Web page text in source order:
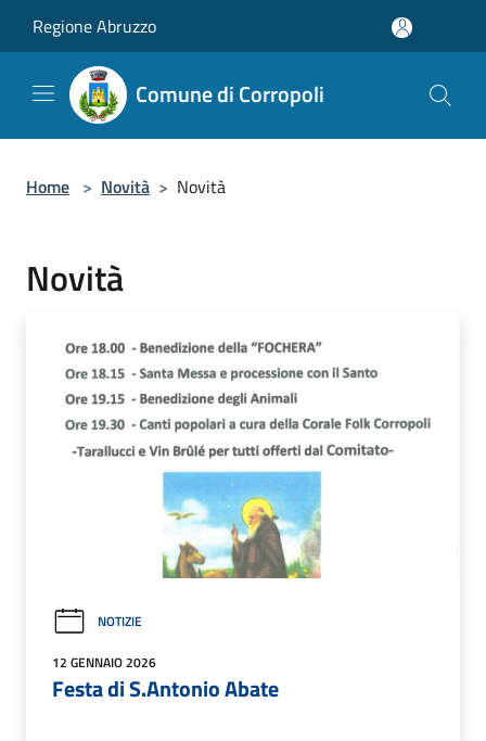
Regione Abruzzo
Comune di Corropoli
Home > Novità > Novità
Novità
NOTIZIE
12 GENNAIO 2026
Festa di S.Antonio Abate